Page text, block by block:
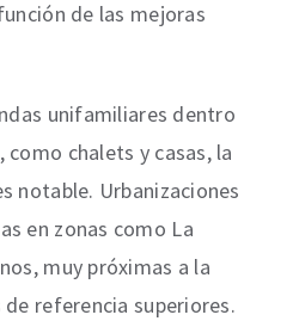
de las mejoras
unifamiliares dentro
chalets y casas, la
notable. Urbanizaciones
en zonas como La
muy próximas a la
referencia superiores.